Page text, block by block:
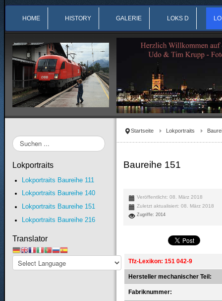
HOME HISTORY GALERIE LOKS D
Startseite Lokportraits
Baureihe 151
Veröffentlicht: 08. März 2018
Zuletzt aktualisiert: 08. März 2018
Zugriffe: 2014
Tfz-Lexikon: 151 042-9
Hersteller mechanischer Teil:
Fabriknummer:
Suchen
...
Lokportraits
Lokportraits Baureihe 111
Lokportraits Baureihe 140
Lokportraits Baureihe 151
Lokportraits Baureihe 216
Translator